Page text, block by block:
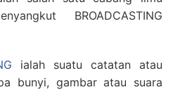
BROADCASTING
ialah suatu catatan atau
bunyi, gambar atau suara